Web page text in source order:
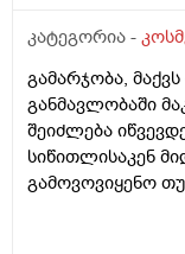
კატეგორია -
გამარჯობა,
განმავლობაში
შეიძლება
სიწითლისაკენ
გამოვოვიყენო